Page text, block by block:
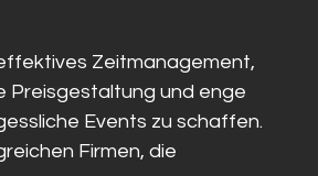
Zeitmanagement,
Preisgestaltung und enge
Events zu schaffen.
Firmen, die